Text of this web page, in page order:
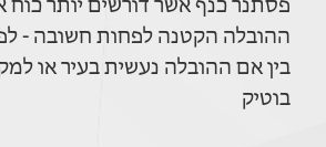
פסתנר כנף אשר דורשים יותר
ההובלה הקטנה לפחות חשובה -
בין אם ההובלה נעשית בעיר או
בוטיק